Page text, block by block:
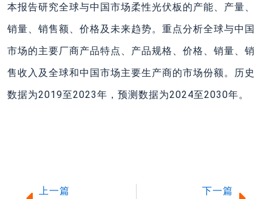
本报告研究全球与中国市场柔性光伏板的产能、产量、
销量、销售额、价格及未来趋势。重点分析全球与中国
市场的主要厂商产品特点、产品规格、价格、销量、销
售收入及全球和中国市场主要生产商的市场份额。历史
数据为2019至2023年，预测数据为2024至2030年。
上一篇
下一篇